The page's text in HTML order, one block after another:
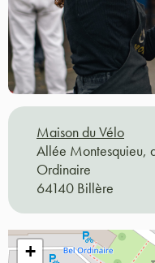
Maison du Vélo
Allée Montesquieu,
Ordinaire
64140 Billère
+